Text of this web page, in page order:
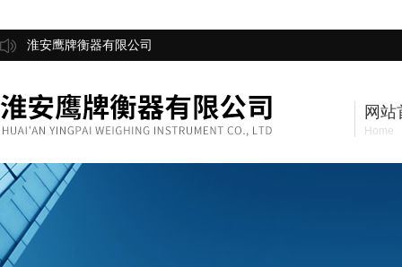
淮安鹰牌衡器有限公司
网站
Home